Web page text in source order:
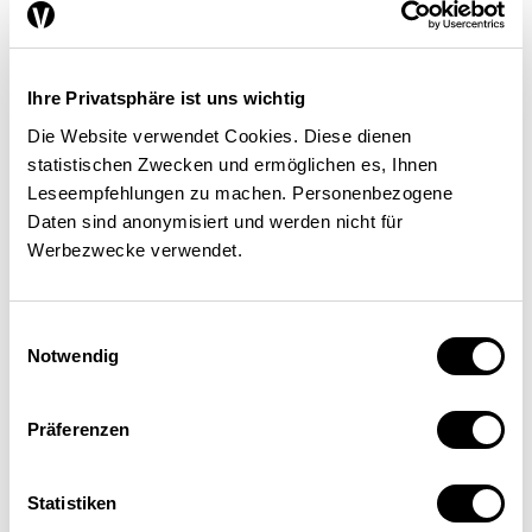
Ihre Privatsphäre ist uns wichtig
Die Website verwendet Cookies. Diese dienen
statistischen Zwecken und ermöglichen es, Ihnen
Leseempfehlungen zu machen. Personenbezogene
Daten sind anonymisiert und werden nicht für
Werbezwecke verwendet.
Notwendig
Präferenzen
Statistiken
Eintrittshürden
Zudem sind die Marktzutrittshürden bei
digitalen Geschäftsmodellen grundsätzlich
überwindbar. Vereinfacht gesagt: Potenzielle
Konkurrenten mit aussichtsreichen
Geschäftsideen benötigen für den Markteintritt
nur Zugang zu Servern, Datenzentren,
Büroräumen; sie müssen keine industriellen
aufbauen. Und falls sie nach dem Markteintritt
Sachgüter relativ einfach wieder veräussern.